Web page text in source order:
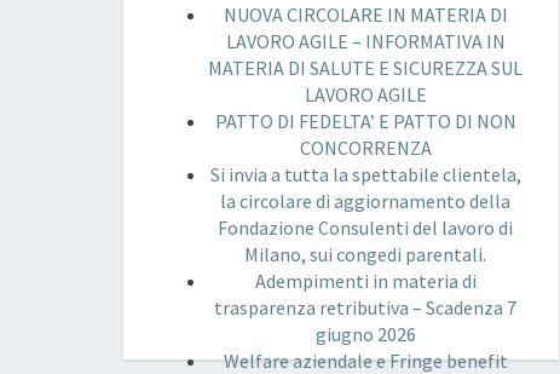
NUOVA CIRCOLARE IN MATERIA DI
LAVORO AGILE – INFORMATIVA IN
MATERIA DI SALUTE E SICUREZZA SUL
LAVORO AGILE
PATTO DI FEDELTA’ E PATTO DI NON
CONCORRENZA
Si invia a tutta la spettabile clientela,
la circolare di aggiornamento della
Fondazione Consulenti del lavoro di
Milano, sui congedi parentali.
Adempimenti in materia di
trasparenza retributiva – Scadenza 7
giugno 2026
Welfare aziendale e Fringe benefit